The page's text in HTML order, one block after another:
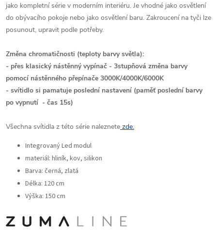
jako kompletní série v moderním interiéru. Je vhodné jako osvětlení
do obývacího pokoje nebo jako osvětlení baru. Zakroucení na tyči lze
posunout, upravit podle potřeby.
Změna chromatičnosti (teploty barvy světla):
- přes klasický nástěnný vypínač - 3stupňová změna barvy
pomocí nástěnného přepínače 3000K/4000K/6000K
- svítidlo si pamatuje poslední nastavení (paměť poslední barvy
po vypnutí - čas 15s)
Všechna svítidla z této série naleznete zde.
Integrovaný Led modul
materiál: hliník, kov, silikon
Barva: černá, zlatá
Délka: 120 cm
Výška: 150 cm